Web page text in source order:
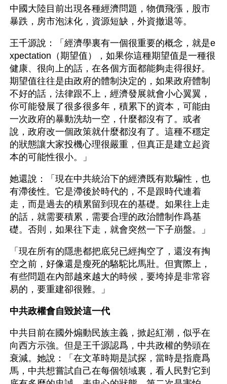
中國大陸目前出現各種經濟問題，物價飛漲，股市
暴跌，房市泡沫化，資源短缺，外資撤退等。
王千源說：「經濟學裏有一個很重要的概念，就是e
xpectation（期望值），如果你這種期望值是一種很
健康、很向上的話，在各個方面都能夠走得很好。
期望值往往是由政府的體制決定的，如果政府體制
不好的話，法律跟不上，經濟發展就會小心翼翼，
你可能發展了很多很多年，積累下的資本，可能由
一次政府的暴動洗劫一空，什麼都沒有了。或者
說，政府改一個政策就什麼都沒有了。這種不穩定
的狀態讓大家投機心理很嚴重，但真正是建立起資
本的可能性很小。」
她還說：「現在中共統治下的經濟既有欺騙性，也
有滯後性。它是滯後於時代的，不是跟時代連着
走，而是過去的積累留到現在的基礎。如果往上走
的話，就需要積累，需要合理的政治體制作爲基
礎。否則，如果往下走，就會突然一下子崩盤。」
「現在所有的隱患都把底兒已經掏空了，還沒有掏
空之前，好像還是瘦死的駱駝比馬壯。但實際上，
有些問題在內部越來越大的時候，要垮掉是非常容
易的，要重建卻很難。」
中共政權會自毀於這一代
中共目前在國外煽動民族主義，掀起紅潮，似乎在
向西方示強。但是王千源認爲，中共政權的勢頭在
衰減。她說：「在文革時期是試探，當時是指鹿爲
馬，中共想嘗試自己在每個領域裏，看人民對它到